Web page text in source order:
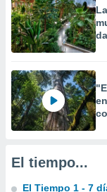
e
mediante
publicidad
de
El tiempo...
El Tiempo 1 - 7